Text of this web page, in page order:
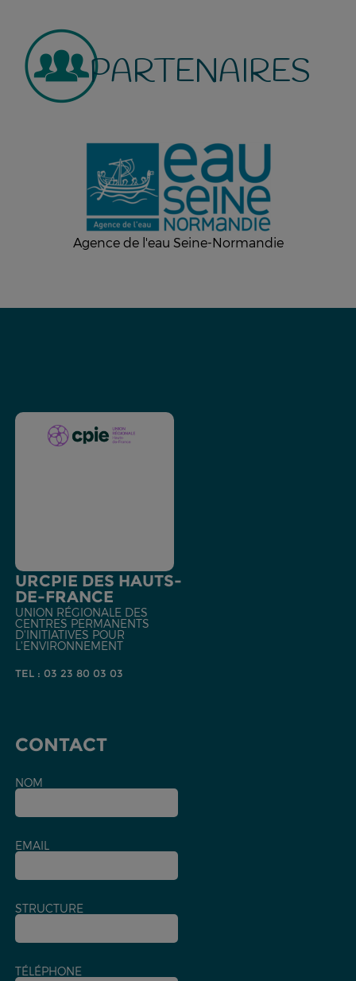
PARTENAIRES
Agence de l'eau Seine-Normandie
URCPIE DES HAUTS-
DE-FRANCE
UNION RÉGIONALE DES
CENTRES PERMANENTS
D'INITIATIVES POUR
L'ENVIRONNEMENT
TEL : 03 23 80 03 03
CONTACT
NOM
EMAIL
STRUCTURE
TÉLÉPHONE